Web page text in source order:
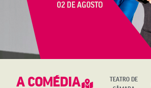
A COMÉDIA
TEATRO DE